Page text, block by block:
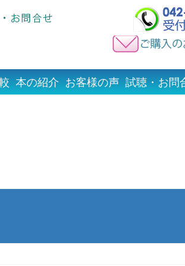
本の紹介 お客様の声 試聴・お問